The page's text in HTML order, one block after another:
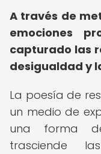
A través de
emociones
capturado las
desigualdad y
La poesía de
un medio de
una forma
trasciende